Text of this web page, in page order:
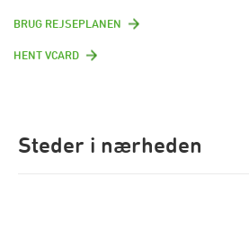
BRUG REJSEPLANEN
HENT VCARD
Steder i nærheden